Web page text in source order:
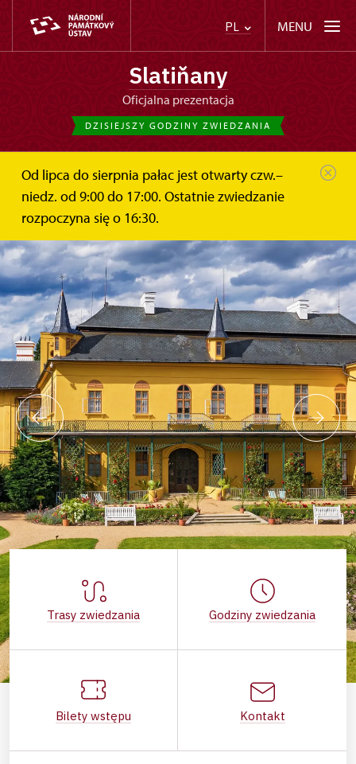
PL MENU
Slatiňany
Oficjalna prezentacja
DZISIEJSZY GODZINY ZWIEDZANIA
Od lipca do sierpnia pałac jest otwarty czw.–
niedz. od 9:00 do 17:00. Ostatnie zwiedzanie
rozpoczyna się o 16:30.
Trasy zwiedzania Godziny zwiedzania
Bilety wstępu Kontakt